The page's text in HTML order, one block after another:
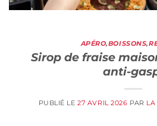
APÉRO,BOISSONS,
Sirop de fraise
anti-
PUBLIÉ LE27 AVRIL 2026 PAR LA